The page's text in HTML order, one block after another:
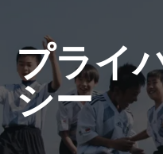
ライバ
シ
プライ
シー